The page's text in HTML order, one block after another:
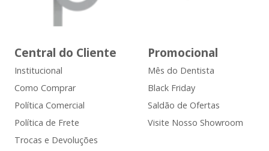
Central do Cliente
Institucional
Como Comprar
Política Comercial
Política de Frete
Trocas e Devoluções
Promocional
Mês do Dentista
Black Friday
Saldão de Ofertas
Visite Nosso Showroom